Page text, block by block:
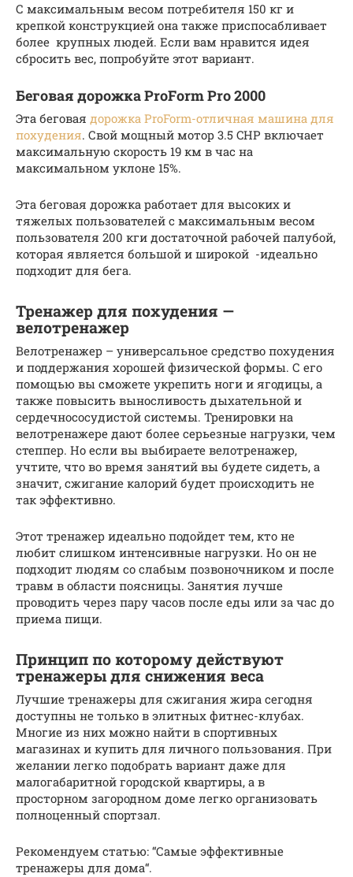
С максимальным весом потребителя 150 кг и
крепкой конструкцией она также приспосабливает
более крупных людей. Если вам нравится идея
сбросить вес, попробуйте этот вариант.
Беговая дорожка ProForm Pro 2000
Эта беговая дорожка ProForm-отличная машина для
похудения. Свой мощный мотор 3.5 CHP включает
максимальную скорость 19 км в час на
максимальном уклоне 15%.
Эта беговая дорожка работает для высоких и
тяжелых пользователей с максимальным весом
пользователя 200 кги достаточной рабочей палубой,
которая является большой и широкой -идеально
подходит для бега.
Тренажер для похудения —
велотренажер
Велотренажер – универсальное средство похудения
и поддержания хорошей физической формы. С его
помощью вы сможете укрепить ноги и ягодицы, а
также повысить выносливость дыхательной и
сердечнососудистой системы. Тренировки на
велотренажере дают более серьезные нагрузки, чем
степпер. Но если вы выбираете велотренажер,
учтите, что во время занятий вы будете сидеть, а
значит, сжигание калорий будет происходить не
так эффективно.
Этот тренажер идеально подойдет тем, кто не
любит слишком интенсивные нагрузки. Но он не
подходит людям со слабым позвоночником и после
травм в области поясницы. Занятия лучше
проводить через пару часов после еды или за час до
приема пищи.
Принцип по которому действуют
тренажеры для снижения веса
Лучшие тренажеры для сжигания жира сегодня
доступны не только в элитных фитнес-клубах.
Многие из них можно найти в спортивных
магазинах и купить для личного пользования. При
желании легко подобрать вариант даже для
малогабаритной городской квартиры, а в
просторном загородном доме легко организовать
полноценный спортзал.
Рекомендуем статью: “Самые эффективные
тренажеры для дома“.